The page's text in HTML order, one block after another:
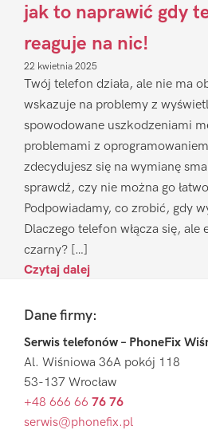
jak to naprawić gdy
reaguje na nic!
22 kwietnia 2025
Twój telefon działa, ale nie ma
wskazuje na problemy z
spowodowane uszkodzeniami
problemami z
zdecydujesz się na wymianę
sprawdź, czy nie można go
Podpowiadamy, co zrobić, gdy
Dlaczego telefon włącza się,
czarny? […]
Czytaj dalej
FooterDane firmy:
Serwis telefonów – PhoneFix
Al. Wiśniowa 36A pokój 118
53-137 Wrocław
+48 666 66 76 76
serwis@phonefix.pl